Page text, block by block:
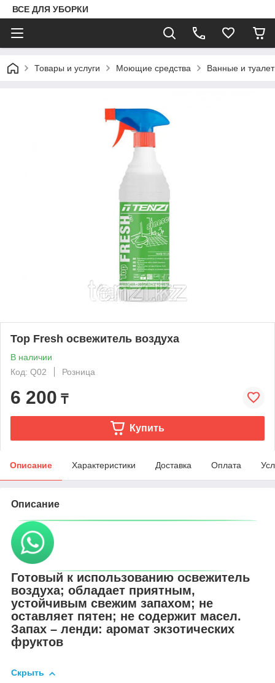
ВСЕ ДЛЯ УБОРКИ
Товары и услуги Моющие средства Ванные и
Top Fresh освежитель воздуха
В наличии
Код: Q02
Розница
6 200 ₸
Купить
Описание Характеристики Доставка Оплата
Описание
Готовый к использованию освежитель
воздуха; обладает приятным,
устойчивым свежим запахом; не
оставляет пятен; не содержит масел.
Запах – ленди: аромат экзотических
фруктов
Скрыть